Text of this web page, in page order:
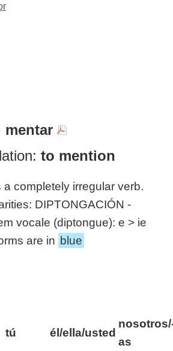
mentar
to mention
a completely irregular verb.
DIPTONGACIÓN -
vocale (diptongue): e > ie
are in blue
tú él/ella/usted
as